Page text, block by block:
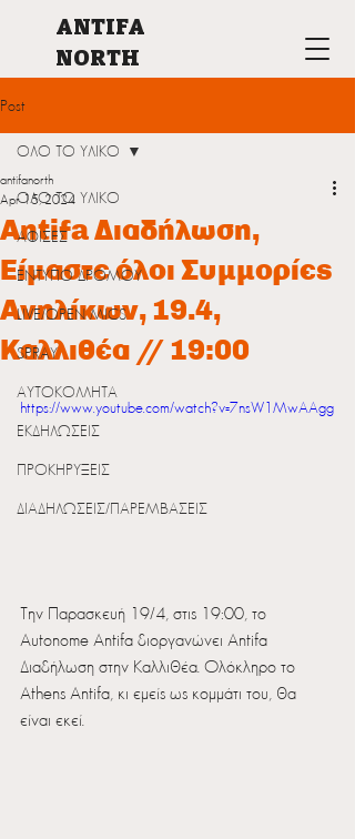
ANTIFA
NORTH
Post
ΟΛΟ ΤΟ ΥΛΙΚΟ
ΑΦΙΣΕΣ
ΕΝΤΥΠΟ ΔΡΟΜΟΥ
LIVE/OPEN MICS
SPRAY
ΑΥΤΟΚΟΛΛΗΤΑ
ΕΚΔΗΛΩΣΕΙΣ
ΠΡΟΚΗΡΥΞΕΙΣ
ΔΙΑΔΗΛΩΣΕΙΣ/ΠΑΡΕΜΒΑΣΕΙΣ
ΟΛΟ ΤΟ ΥΛΙΚΟ
Antifa Διαδήλωση,
Είμαστε όλοι Συμμορίες
Ανηλίκων, 19.4,
Καλλιθέα // 19:00
antifanorth
Apr 15, 2024
https://www.youtube.com/watch?v=7nsW1MwAAgg
Την Παρασκευή 19/4, στις 19:00, το
Autonome Antifa διοργανώνει Antifa
Διαδήλωση στην Καλλιθέα. Ολόκληρο το
Athens Antifa, κι εμείς ως κομμάτι του, θα
είναι εκεί.